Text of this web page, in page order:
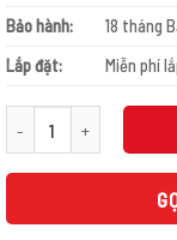
Bảo hành:
18 tháng
Lắp đặt:
Miễn phí
Khóa vân tay Bosch